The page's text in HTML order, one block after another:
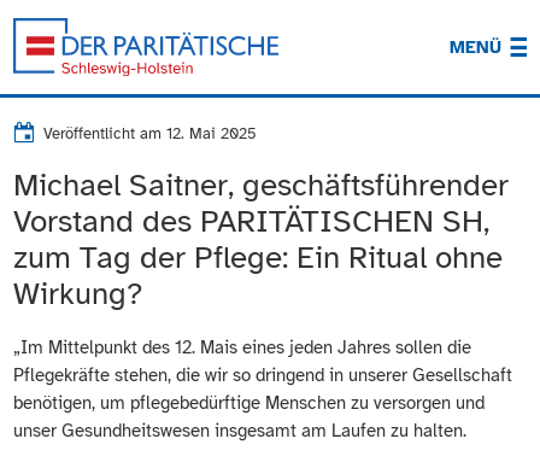
MENÜ
Veröffentlicht am12. Mai 2025
Michael Saitner, geschäftsführender
Vorstand des PARITÄTISCHEN SH,
zum Tag der Pflege: Ein Ritual ohne
Wirkung?
„Im Mittelpunkt des 12. Mais eines jeden Jahres sollen die
Pflegekräfte stehen, die wir so dringend in unserer Gesellschaft
benötigen, um pflegebedürftige Menschen zu versorgen und
unser Gesundheitswesen insgesamt am Laufen zu halten.